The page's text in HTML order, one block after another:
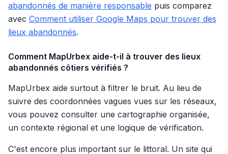
abandonnés de manière responsable puis comparez
avec Comment utiliser Google Maps pour trouver des
lieux abandonnés.
Comment MapUrbex aide-t-il à trouver des lieux
abandonnés côtiers vérifiés ?
MapUrbex aide surtout à filtrer le bruit. Au lieu de
suivre des coordonnées vagues vues sur les réseaux,
vous pouvez consulter une cartographie organisée,
un contexte régional et une logique de vérification.
C'est encore plus important sur le littoral. Un site qui